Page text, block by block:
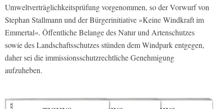
Umweltverträglichkeitsprüfung vorgenommen, so der Vorwurf von
Stephan Stallmann und der Bürgerinitiative »Keine Windkraft im
Emmertal«. Öffentliche Belange des Natur und Artenschutzes
sowie des Landschaftsschutzes stünden dem Windpark entgegen,
daher sei die immissionsschutzrechtliche Genehmigung
aufzuheben.